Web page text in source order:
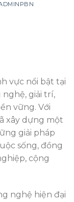
vực nổi bật tại
giải trí,
vững. Với
xây dựng một
giải pháp
sống, đồng
cộng
nghệ hiện đại